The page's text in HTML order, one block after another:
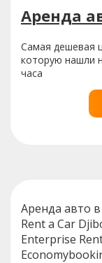
Аренда
Самая дешевая
которую нашли
часа
Аренда авто
Rent a Car
Enterprise